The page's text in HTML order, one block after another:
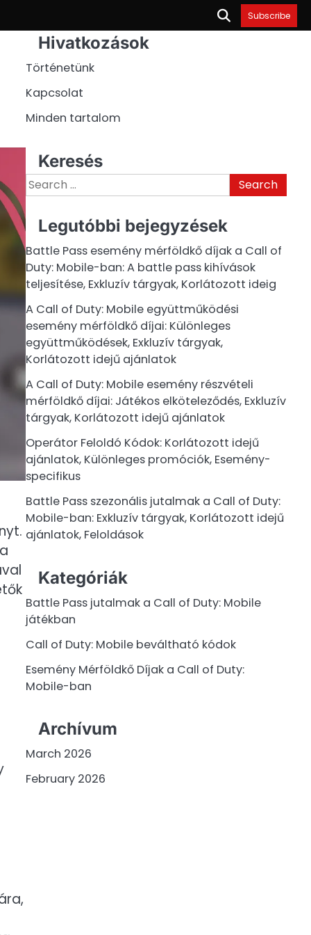
Subscribe
Hivatkozások
Történetünk
Kapcsolat
Minden tartalom
Keresés
Search
for:
Legutóbbi bejegyzések
Battle Pass esemény mérföldkő díjak a Call of
Duty: Mobile-ban: A battle pass kihívások
teljesítése, Exkluzív tárgyak, Korlátozott ideig
A Call of Duty: Mobile együttműködési
esemény mérföldkő díjai: Különleges
együttműködések, Exkluzív tárgyak,
Korlátozott idejű ajánlatok
A Call of Duty: Mobile esemény részvételi
mérföldkő díjai: Játékos elköteleződés, Exkluzív
tárgyak, Korlátozott idejű ajánlatok
Operátor Feloldó Kódok: Korlátozott idejű
ajánlatok, Különleges promóciók, Esemény-
specifikus
Battle Pass szezonális jutalmak a Call of Duty:
Mobile-ban: Exkluzív tárgyak, Korlátozott idejű
ajánlatok, Feloldások
Kategóriák
Battle Pass jutalmak a Call of Duty: Mobile
játékban
Call of Duty: Mobile beváltható kódok
Esemény Mérföldkő Díjak a Call of Duty:
Mobile-ban
Archívum
March 2026
February 2026